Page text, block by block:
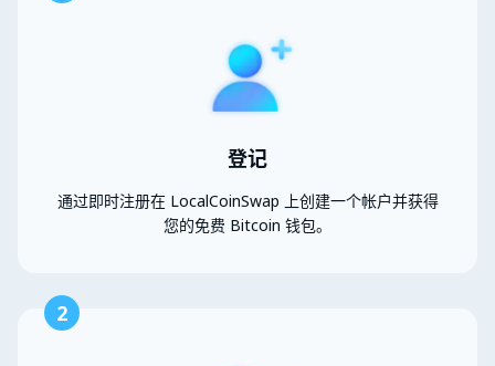
登记
通过即时注册在 LocalCoinSwap 上创建一个帐户并获得
您的免费 Bitcoin 钱包。
2